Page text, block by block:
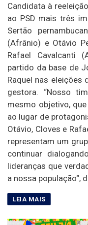
Candidata à
ao PSD mais três
Sertão
(Afrânio) e Otávio
Rafael Cavalcanti
partido da base de
Raquel nas eleições
gestora. “Nosso
mesmo objetivo,
ao lugar de
Otávio, Cloves e
representam um
continuar
lideranças que
a nossa população“,